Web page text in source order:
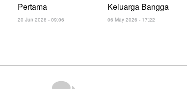
Pertama
20 Jun 2026 - 09:06
Keluarga Bangga
06 May 2026 - 17:22